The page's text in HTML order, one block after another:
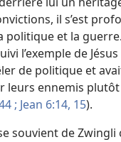
il s’est
politique et la
l’exemple de
de politique et
leurs ennemis
; Jean 6:14, 15).
souvient de Zwingli